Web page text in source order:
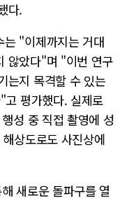
다.
는 "이제까지는 거대
않았다"며 "이번 연구
는지 목격할 수 있는
고 평가했다. 실제로
성 중 직접 촬영에 성
상도로도 사진상에
새로운 돌파구를 열